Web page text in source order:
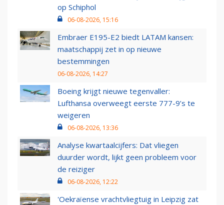
op Schiphol
06-08-2026, 15:16
Embraer E195-E2 biedt LATAM kansen:
maatschappij zet in op nieuwe
bestemmingen
06-08-2026, 14:27
Boeing krijgt nieuwe tegenvaller:
Lufthansa overweegt eerste 777-9’s te
weigeren
06-08-2026, 13:36
Analyse kwartaalcijfers: Dat vliegen
duurder wordt, lijkt geen probleem voor
de reiziger
06-08-2026, 12:22
'Oekraïense vrachtvliegtuig in Leipzig zat